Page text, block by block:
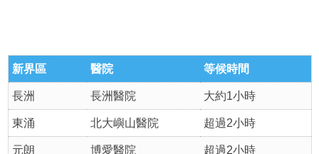
新界區 醫院 等候時間
長洲 長洲醫院 大約1小時
東涌 北大嶼山醫院 超過2小時
元朗 博愛醫院 超過2小時